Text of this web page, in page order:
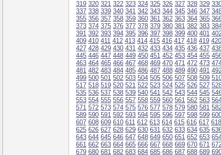
319 320 321 322 323 324 325 326 327 328 329
337 338 339 340 341 342 343 344 345 346 347
355 356 357 358 359 360 361 362 363 364 365
373 374 375 376 377 378 379 380 381 382 383
391 392 393 394 395 396 397 398 399 400 401
409 410 411 412 413 414 415 416 417 418 419 420
427 428 429 430 431 432 433 434 435 436 437
445 446 447 448 449 450 451 452 453 454 455
463 464 465 466 467 468 469 470 471 472 473
481 482 483 484 485 486 487 488 489 490 491
499 500 501 502 503 504 505 506 507 508 509
517 518 519 520 521 522 523 524 525 526 527
535 536 537 538 539 540 541 542 543 544 545
553 554 555 556 557 558 559 560 561 562 563
571 572 573 574 575 576 577 578 579 580 581
589 590 591 592 593 594 595 596 597 598 599
607 608 609 610 611 612 613 614 615 616 617 618
625 626 627 628 629 630 631 632 633 634 635
643 644 645 646 647 648 649 650 651 652 653
661 662 663 664 665 666 667 668 669 670 671
679 680 681 682 683 684 685 686 687 688 689